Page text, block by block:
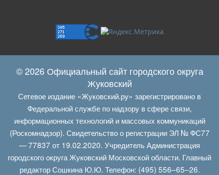
© 2026 Официальный сайт городского округа
Жуковский
Сетевое издание «Жуковский.ру» зарегистрировано в
Федеральной службе по надзору в сфере связи,
информационных технологий и массовых коммуникаций
(Роскомнадзор). Свидетельство о регистрации ЭЛ № ФС77
— 77837 от 19.02.2020. Учредитель Администрация
городского округа Жуковский Московской области. Главный
редактор Сошкина Ю.Ю. Телефон: (495) 556–65–26.